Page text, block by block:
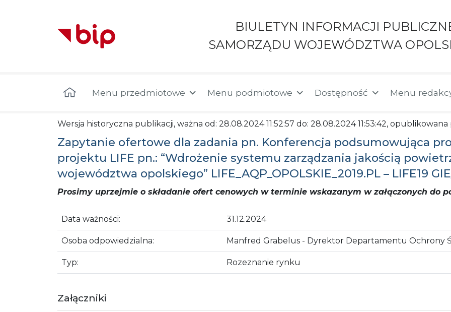
BIULETYN INFORMACJI
SAMORZĄDU WOJEWÓDZTWA
Menu przedmiotowe Menu podmiotowe Dostępność Menu
Wersja historyczna publikacji, ważna od: 28.08.2024 11:52:57 do: 28.08.2024 11:53:42,
Zapytanie ofertowe dla zadania pn. Konferencja podsumowująca
projektu LIFE pn.: “Wdrożenie systemu zarządzania jakością
województwa opolskiego” LIFE_AQP_OPOLSKIE_2019.PL – LIFE19
Prosimy uprzejmie o składanie ofert cenowych w terminie wskazanym w załączonych do
Data ważności: 31.12.2024
Osoba odpowiedzialna: Manfred Grabelus - Dyrektor Departamentu Ochrony
Typ: Rozeznanie rynku
Załączniki